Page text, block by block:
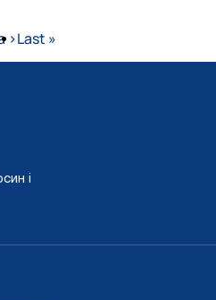
›Остання сторінка
Last »
і